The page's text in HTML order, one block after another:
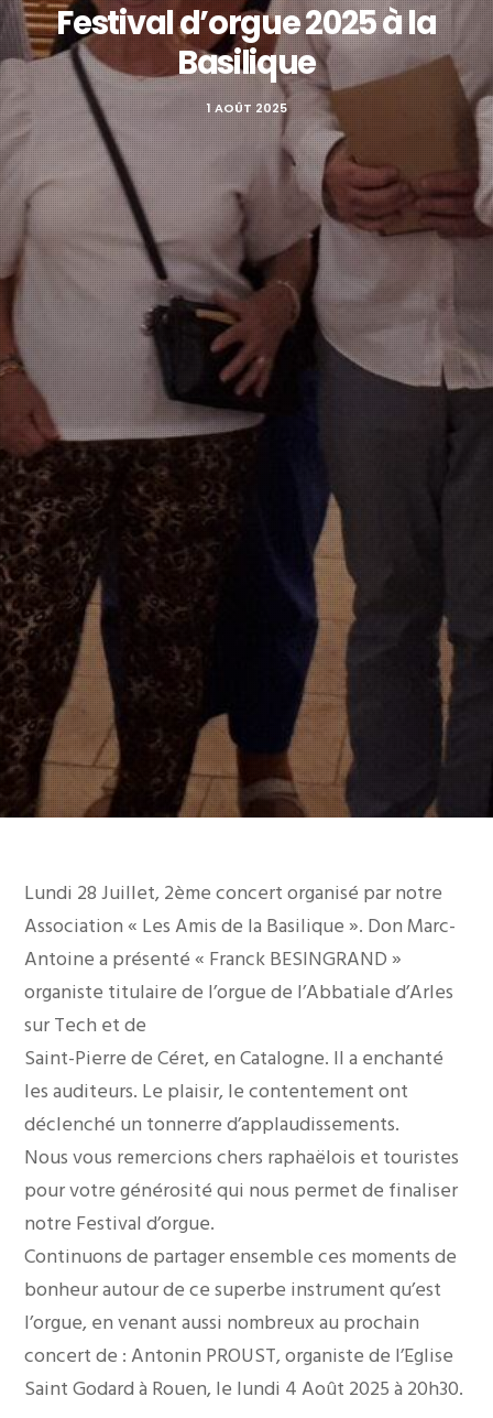
Festival d’orgue 2025 à la
Basilique
1 AOÛT 2025
Lundi 28 Juillet, 2ème concert organisé par notre
Association « Les Amis de la Basilique ». Don Marc-
Antoine a présenté « Franck BESINGRAND »
organiste titulaire de l’orgue de l’Abbatiale d’Arles
sur Tech et de
Saint-Pierre de Céret, en Catalogne. Il a enchanté
les auditeurs. Le plaisir, le contentement ont
déclenché un tonnerre d’applaudissements.
Nous vous remercions chers raphaëlois et touristes
pour votre générosité qui nous permet de finaliser
notre Festival d’orgue.
Continuons de partager ensemble ces moments de
bonheur autour de ce superbe instrument qu’est
l’orgue, en venant aussi nombreux au prochain
concert de : Antonin PROUST, organiste de l’Eglise
Saint Godard à Rouen, le lundi 4 Août 2025 à 20h30.